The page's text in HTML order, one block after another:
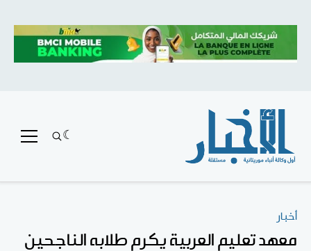
أخبار
معهد تعليم العربية يكرم طلابه الناجحين